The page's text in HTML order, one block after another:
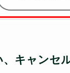
、キャンセ